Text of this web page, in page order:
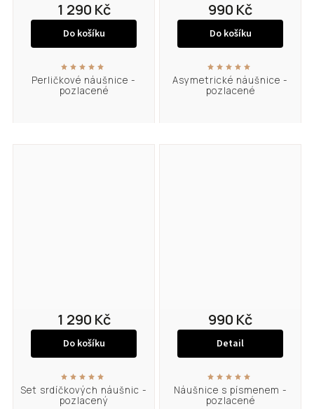
Perličkové náušnice -
pozlacené
1 290 Kč
Do košíku
Asymetrické náušnice -
pozlacené
990 Kč
Do košíku
Set srdíčkových náušnic -
pozlacený
1 290 Kč
Do košíku
Náušnice s písmenem -
pozlacené
990 Kč
Detail